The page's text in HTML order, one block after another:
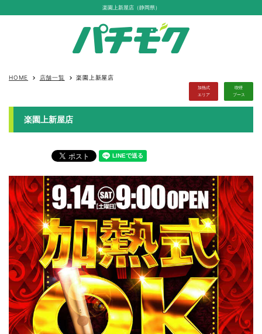
楽園上新屋店（静岡県）
HOME keyboard_arrow_right 店舗一覧 keyboard_arrow_right 楽園上新屋店
加熱式
エリア
喫煙
ブース
楽園上新屋店